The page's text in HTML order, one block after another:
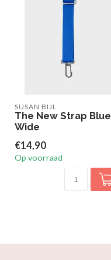
SUSAN BIJL
The New Strap Blue
Wide
€14,90
Op voorraad